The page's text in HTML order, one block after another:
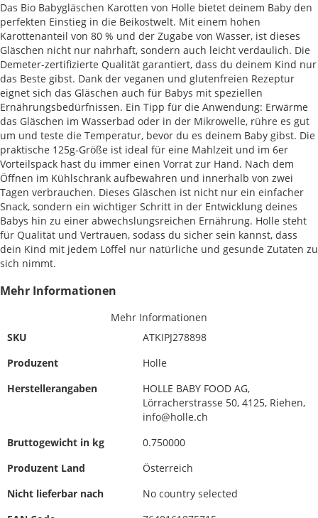
Das Bio Babygläschen Karotten von Holle bietet deinem Baby den
perfekten Einstieg in die Beikostwelt. Mit einem hohen
Karottenanteil von 80 % und der Zugabe von Wasser, ist dieses
Gläschen nicht nur nahrhaft, sondern auch leicht verdaulich. Die
Demeter-zertifizierte Qualität garantiert, dass du deinem Kind nur
das Beste gibst. Dank der veganen und glutenfreien Rezeptur
eignet sich das Gläschen auch für Babys mit speziellen
Ernährungsbedürfnissen. Ein Tipp für die Anwendung: Erwärme
das Gläschen im Wasserbad oder in der Mikrowelle, rühre es gut
um und teste die Temperatur, bevor du es deinem Baby gibst. Die
praktische 125g-Größe ist ideal für eine Mahlzeit und im 6er
Vorteilspack hast du immer einen Vorrat zur Hand. Nach dem
Öffnen im Kühlschrank aufbewahren und innerhalb von zwei
Tagen verbrauchen. Dieses Gläschen ist nicht nur ein einfacher
Snack, sondern ein wichtiger Schritt in der Entwicklung deines
Babys hin zu einer abwechslungsreichen Ernährung. Holle steht
für Qualität und Vertrauen, sodass du sicher sein kannst, dass
dein Kind mit jedem Löffel nur natürliche und gesunde Zutaten zu
sich nimmt.
Mehr Informationen
Mehr Informationen
SKU
ATKIPJ278898
Produzent
Holle
Herstellerangaben
HOLLE BABY FOOD AG,
Lörracherstrasse 50, 4125, Riehen,
info@holle.ch
Bruttogewicht in kg
0.750000
Produzent Land
Österreich
Nicht lieferbar nach
No country selected